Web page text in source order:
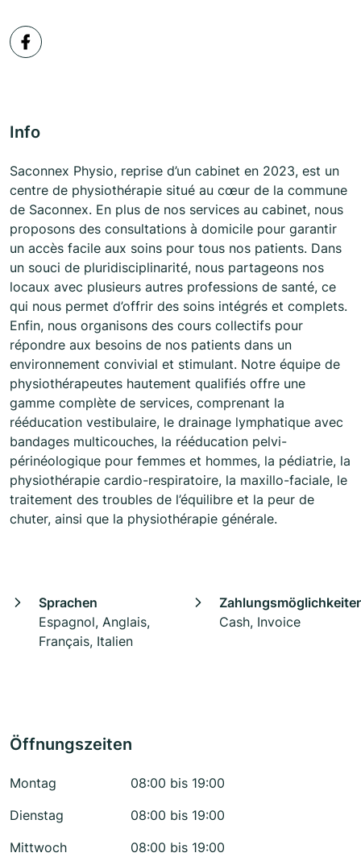
Info
Saconnex Physio, reprise d’un cabinet en 2023, est un
centre de physiothérapie situé au cœur de la commune
de Saconnex. En plus de nos services au cabinet, nous
proposons des consultations à domicile pour garantir
un accès facile aux soins pour tous nos patients. Dans
un souci de pluridisciplinarité, nous partageons nos
locaux avec plusieurs autres professions de santé, ce
qui nous permet d’offrir des soins intégrés et complets.
Enfin, nous organisons des cours collectifs pour
répondre aux besoins de nos patients dans un
environnement convivial et stimulant. Notre équipe de
physiothérapeutes hautement qualifiés offre une
gamme complète de services, comprenant la
rééducation vestibulaire, le drainage lymphatique avec
bandages multicouches, la rééducation pelvi-
périnéologique pour femmes et hommes, la pédiatrie, la
physiothérapie cardio-respiratoire, la maxillo-faciale, le
traitement des troubles de l’équilibre et la peur de
chuter, ainsi que la physiothérapie générale.
Sprachen
Espagnol, Anglais,
Français, Italien
Cash, Invoice
Öffnungszeiten
Montag
08:00 bis 19:00
Dienstag
08:00 bis 19:00
Mittwoch
08:00 bis 19:00